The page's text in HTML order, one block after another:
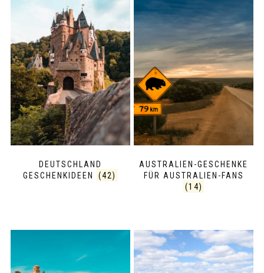
DEUTSCHLAND
GESCHENKIDEEN
(42)
AUSTRALIEN-GESCHENKE
FÜR AUSTRALIEN-FANS
(14)